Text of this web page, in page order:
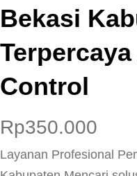
Bekasi
Control
Rp350.000
Layanan Profesional